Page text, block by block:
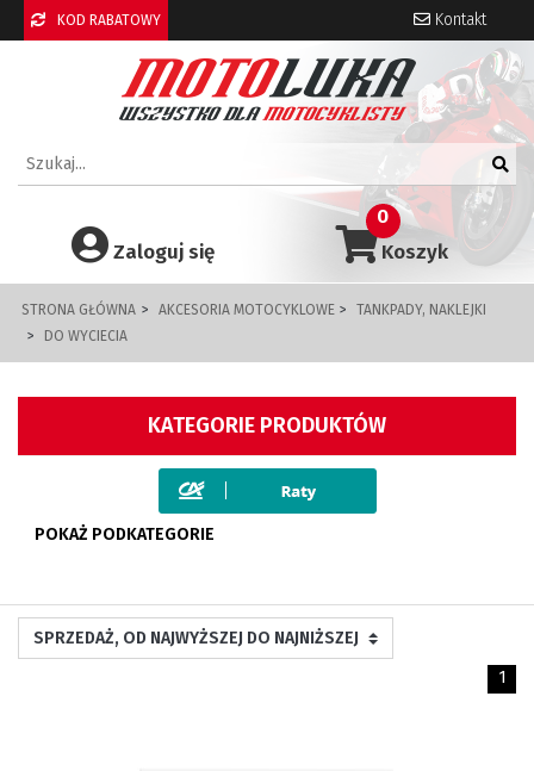
KOD RABATOWY Kontakt
Koszyk
0
Zaloguj się
STRONA GŁÓWNA AKCESORIA MOTOCYKLOWE
TANKPADY, NAKLEJKI
DO WYCIECIA
KATEGORIE PRODUKTÓW
POKAŻ PODKATEGORIE
1